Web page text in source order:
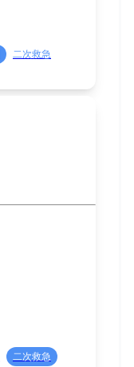
二次救急
二次救急